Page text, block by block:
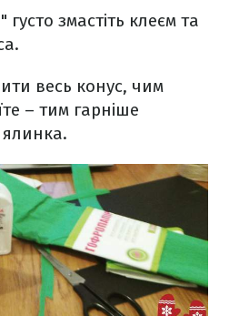
змастіть клеєм та
весь конус, чим
– тим гарніше